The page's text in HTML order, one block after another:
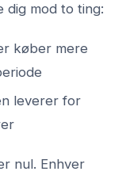
mod to ting:
køber mere
leverer for
nul. Enhver